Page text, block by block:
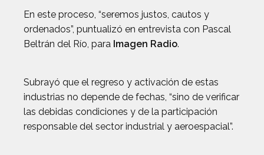
En este proceso, “seremos justos, cautos y
ordenados”, puntualizó en entrevista con Pascal
Beltrán del Río, para Imagen Radio.
Subrayó que el regreso y activación de estas
industrias no depende de fechas, “sino de verificar
las debidas condiciones y de la participación
responsable del sector industrial y aeroespacial”.